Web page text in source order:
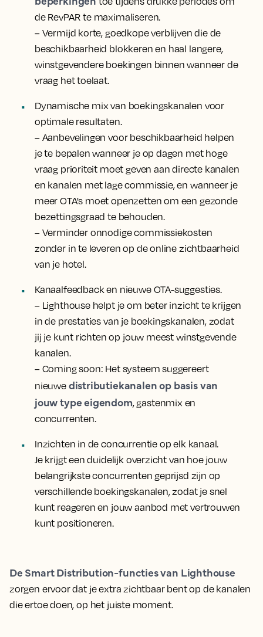
de RevPAR te maximaliseren.
– Vermijd korte, goedkope verblijven die de
beschikbaarheid blokkeren en haal langere,
winstgevendere boekingen binnen wanneer de
vraag het toelaat.
Dynamische mix van boekingskanalen voor
optimale resultaten.
– Aanbevelingen voor beschikbaarheid helpen
je te bepalen wanneer je op dagen met hoge
vraag prioriteit moet geven aan directe kanalen
en kanalen met lage commissie, en wanneer je
meer OTA's moet openzetten om een gezonde
bezettingsgraad te behouden.
– Verminder onnodige commissiekosten
zonder in te leveren op de online zichtbaarheid
van je hotel.
Kanaalfeedback en nieuwe OTA-suggesties.
– Lighthouse helpt je om beter inzicht te krijgen
in de prestaties van je boekingskanalen, zodat
jij je kunt richten op jouw meest winstgevende
kanalen.
– Coming soon: Het systeem suggereert
nieuwe distributiekanalen op basis van
jouw type eigendom, gastenmix en
concurrenten.
Inzichten in de concurrentie op elk kanaal.
Je krijgt een duidelijk overzicht van hoe jouw
belangrijkste concurrenten geprijsd zijn op
verschillende boekingskanalen, zodat je snel
kunt reageren en jouw aanbod met vertrouwen
kunt positioneren.
De Smart Distribution-functies van Lighthouse
zorgen ervoor dat je extra zichtbaar bent op de kanalen
die ertoe doen, op het juiste moment.